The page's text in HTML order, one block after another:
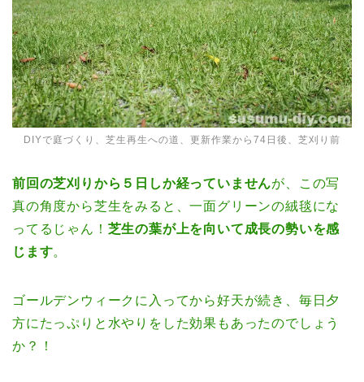
DIYで庭づくり、芝生再生への道、更新作業から74日後、芝刈り前
前回の芝刈りから５日しか経っていませんが、この写
真の角度から芝生をみると、一面グリーンの絨毯にな
ってるじゃん！ 芝生の葉が上を向いて成長の勢いを感
じます。
ゴールデンウィークに入ってから好天が続き、毎日夕
方にたっぷりと水やりをした効果もあったのでしょう
か？！